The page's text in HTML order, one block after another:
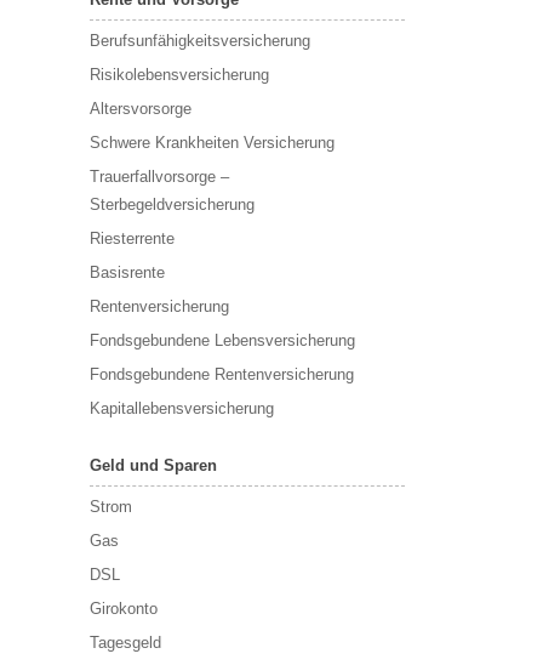
Berufs­unfähigkeitsversicherung
Risikolebensversicherung
Altersvorsorge
Schwere Krankheiten Versicherung
Trauerfallvorsorge –
Sterbegeldversicherung
Riesterrente
Basisrente
Rentenversicherung
Fondsgebundene Lebensversicherung
Fondsgebundene Rentenversicherung
Kapitallebensversicherung
Geld und Sparen
Strom
Gas
DSL
Girokonto
Tagesgeld